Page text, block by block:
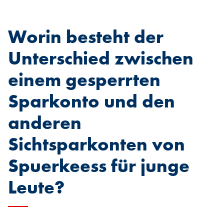
Worin besteht der
Unterschied zwischen
einem gesperrten
Sparkonto und den
anderen
Sichtsparkonten von
Spuerkeess für junge
Leute?